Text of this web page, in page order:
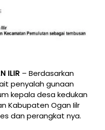
ILIR – Berdasarkan
penyalah gunaan
kepala desa kedukan
Kabupaten Ogan Iilr
dan perangkat nya.